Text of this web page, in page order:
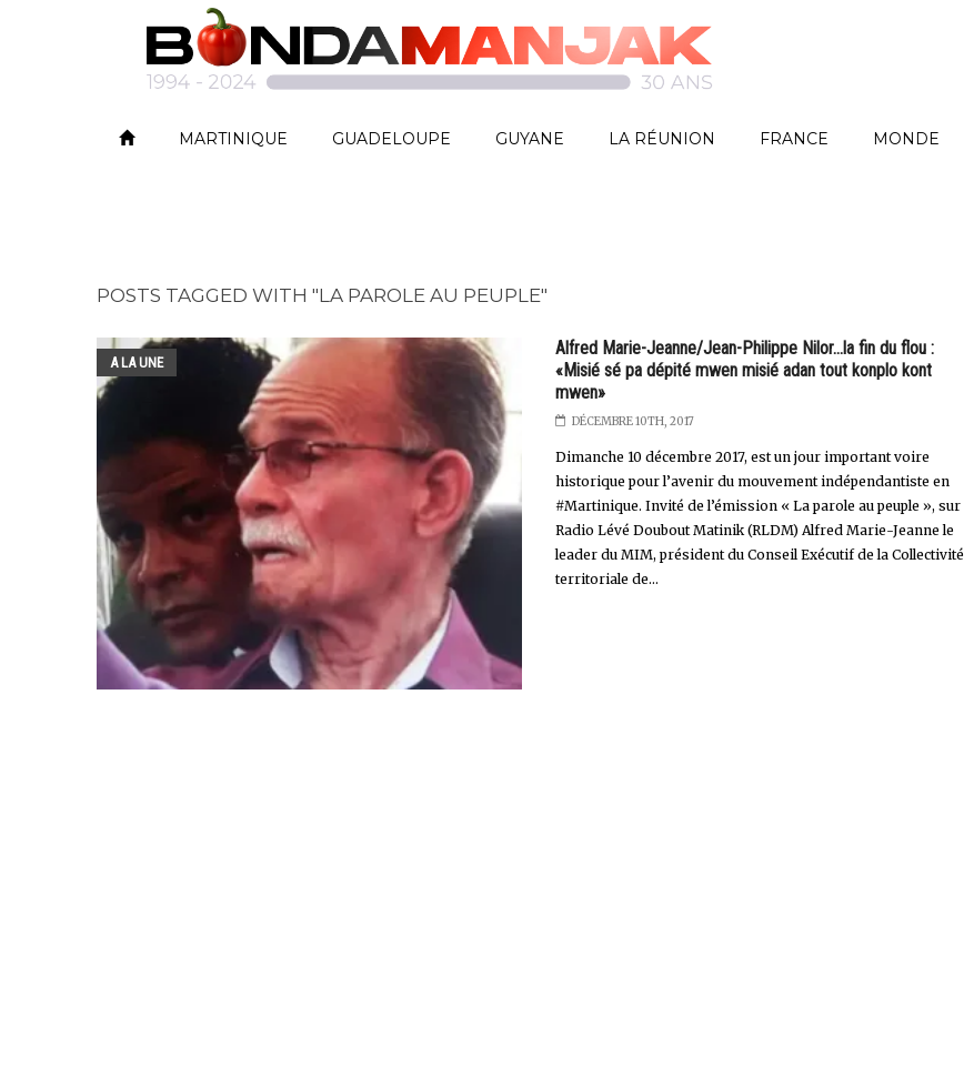
MARTINIQUE GUADELOUPE GUYANE LA RÉUNION FRANCE MONDE
POSTS TAGGED WITH "LA PAROLE AU PEUPLE"
A LA UNE
Alfred Marie-Jeanne/Jean-Philippe Nilor...la fin du flou :
«Misié sé pa dépité mwen misié adan tout konplo kont
mwen»
DÉCEMBRE 10TH, 2017
Dimanche 10 décembre 2017, est un jour important voire
historique pour l’avenir du mouvement indépendantiste en
#Martinique. Invité de l’émission « La parole au peuple », sur
Radio Lévé Doubout Matinik (RLDM) Alfred Marie-Jeanne le
leader du MIM, président du Conseil Exécutif de la Collectivité
territoriale de...